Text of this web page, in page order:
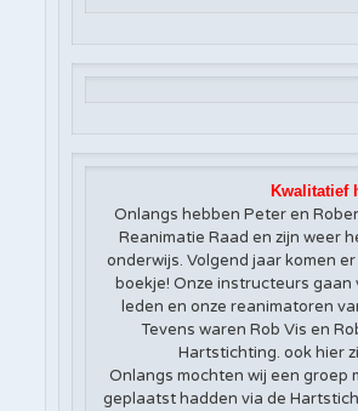
Kwalitatief
Onlangs hebben Peter en
Reanimatie Raad en zijn weer
onderwijs. Volgend jaar komen
boekje! Onze instructeurs
leden en onze reanimatoren
Tevens waren Rob Vis en
Hartstichting. ook hier
Onlangs mochten wij een groep
geplaatst hadden via de